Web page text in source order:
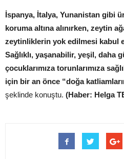
İspanya, İtalya, Yunanistan gibi
koruma altına alınırken, zeytin
zeytinliklerin yok edilmesi kabul
Sağlıklı, yaşanabilir, yeşil, daha
çocuklarımıza torunlarımıza
için bir an önce “doğa
şeklinde konuştu. (Haber: Helga